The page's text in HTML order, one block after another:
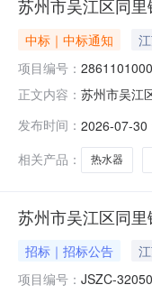
苏州市吴江区同
中标｜中标通知
项目编号：
正文内容： 苏州市吴江
码:320509
发布时间： 2026-07-30
相关产品：
热水器
苏州市吴江区同
招标｜招标公告
项目编号： JSZC-